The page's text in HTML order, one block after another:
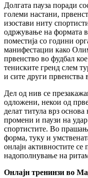
Долгата пауза поради
големи настани,
изостави ниту
одржување на формата
поместија со години
манифестации како
првенство во фудбал
тениските гренд слем
и сите други првенства
Дел од нив се
одложени, некои од
делат титула врз
промени и паузи на
спортистите. Во
форма, туку и
онлајн активностите се
надополнување на
Онлајн тренинзи во